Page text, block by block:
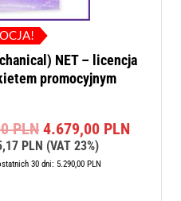
NET – licencja
promocyjnym
PLN Pierwotna
cena
wynosiła:
4.679,00 PLN
PLN (VAT 23%)
30 dni: 5.290,00 PLN